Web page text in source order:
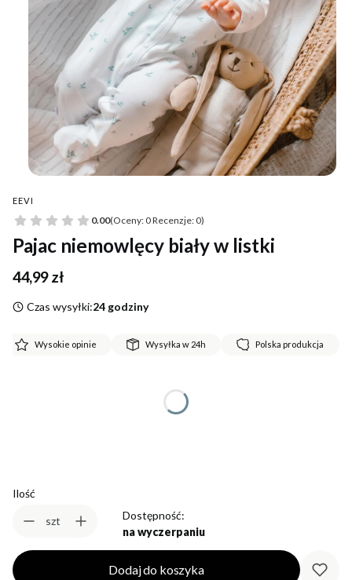
EEVI
0.00(Oceny: 0 Recenzje: 0)
Pajac niemowlęcy biały w listki
Cena
44,99 zł
Czas wysyłki:24 godziny
Wysokie opinie Wysyłka w 24h Polska produkcja
Ilość
szt
Dostępność:
na wyczerpaniu
Dodaj do koszyka